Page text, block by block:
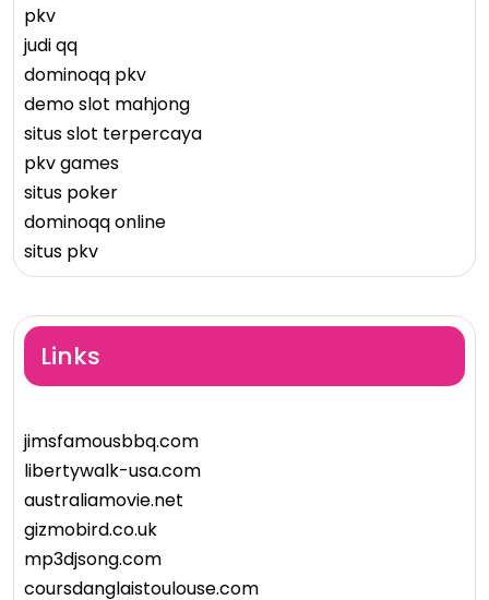
pkv
judi qq
dominoqq pkv
demo slot mahjong
situs slot terpercaya
pkv games
situs poker
dominoqq online
situs pkv
Links
jimsfamousbbq.com
libertywalk-usa.com
australiamovie.net
gizmobird.co.uk
mp3djsong.com
coursdanglaistoulouse.com